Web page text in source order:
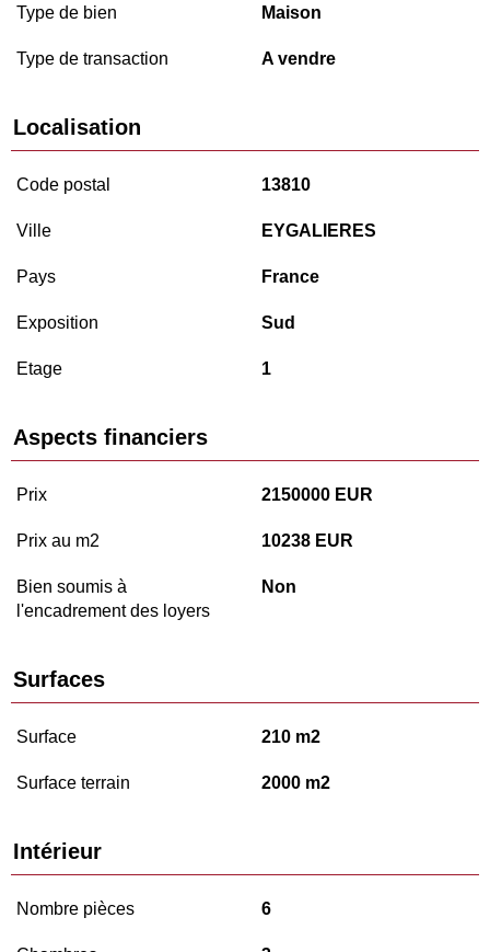
Type de bien Maison
Type de transaction A vendre
Localisation
Code postal 13810
Ville EYGALIERES
Pays France
Exposition Sud
Etage 1
Aspects financiers
Prix 2150000 EUR
Prix au m2 10238 EUR
Bien soumis à
l'encadrement des loyers
Non
Surfaces
Surface 210 m2
Surface terrain 2000 m2
Intérieur
Nombre pièces 6